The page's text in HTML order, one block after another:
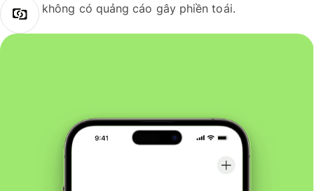
không có quảng cáo gây phiền toái.